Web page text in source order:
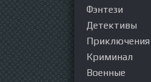
Фэнтези
Детективы
Приключения
Криминал
Военные